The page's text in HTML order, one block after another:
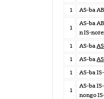
1
AS-ba AB
1
AS-ba AB
n IS-
1
AS-ba
1
AS-ba
1
AS-ba
1
AS-ba
nongo